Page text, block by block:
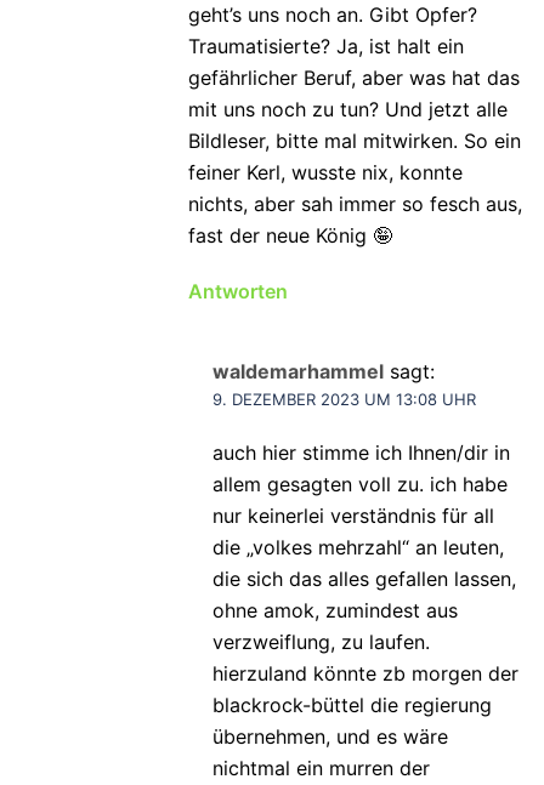
geht’s uns noch an. Gibt Opfer?
Traumatisierte? Ja, ist halt ein
gefährlicher Beruf, aber was hat das
mit uns noch zu tun? Und jetzt alle
Bildleser, bitte mal mitwirken. So ein
feiner Kerl, wusste nix, konnte
nichts, aber sah immer so fesch aus,
fast der neue König 🤪
Antworten
waldemarhammel sagt:
9. DEZEMBER 2023 UM 13:08 UHR
auch hier stimme ich Ihnen/dir in
allem gesagten voll zu. ich habe
nur keinerlei verständnis für all
die „volkes mehrzahl“ an leuten,
die sich das alles gefallen lassen,
ohne amok, zumindest aus
verzweiflung, zu laufen.
hierzuland könnte zb morgen der
blackrock-büttel die regierung
übernehmen, und es wäre
nichtmal ein murren der